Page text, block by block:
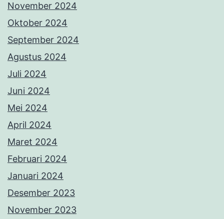
November 2024
Oktober 2024
September 2024
Agustus 2024
Juli 2024
Juni 2024
Mei 2024
April 2024
Maret 2024
Februari 2024
Januari 2024
Desember 2023
November 2023